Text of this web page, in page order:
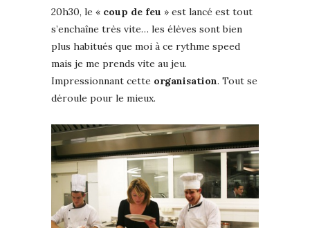
20h30, le « coup de feu » est lancé est tout
s’enchaîne très vite… les élèves sont bien
plus habitués que moi à ce rythme speed
mais je me prends vite au jeu.
Impressionnant cette organisation. Tout se
déroule pour le mieux.